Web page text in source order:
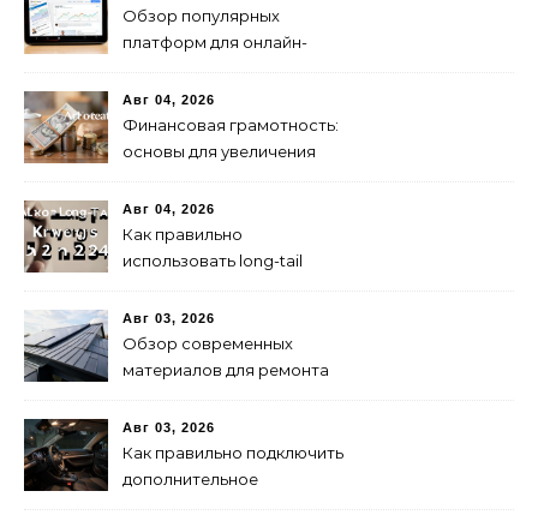
Обзор популярных
платформ для онлайн-
Авг 04, 2026
Финансовая грамотность:
основы для увеличения
Авг 04, 2026
Как правильно
использовать long-tail
году для продвижения
сайта
Авг 03, 2026
Обзор современных
материалов для ремонта
Авг 03, 2026
Как правильно подключить
дополнительное